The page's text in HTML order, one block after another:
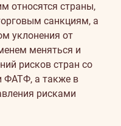
относятся страны,
санкциям, а
уклонения от
меняться и
рисков стран со
ФАТФ, а также в
рисками